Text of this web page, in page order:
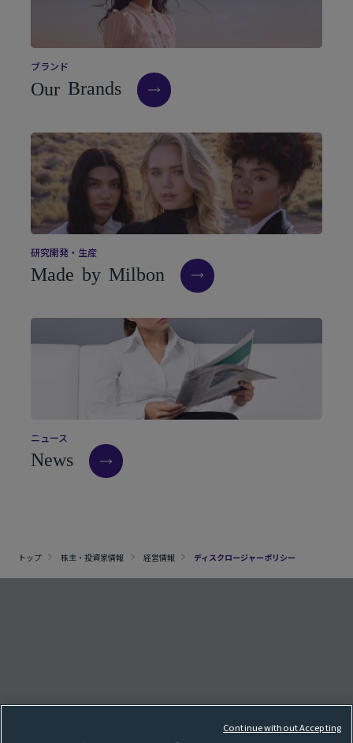
ブラン ド
Our Brands
研究開発・ 生産
Made by Milbon
ニ ュ ース
News
トップ 株主・投資家情報 経営情報 ディスクロージャーポリシー
クッキー設定
サイトマップ
Continue without Accepting